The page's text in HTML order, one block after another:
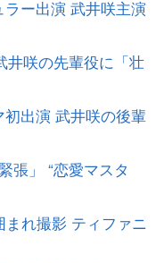
ー出演 武井咲主演
井咲の先輩役に「壮
出演 武井咲の後輩
張」 “恋愛マスタ
れ撮影 ティファニ